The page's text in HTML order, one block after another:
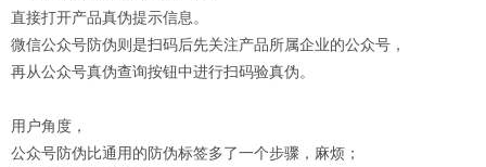
直接打开产品真伪提示信息。
微信公众号防伪则是扫码后先关注产品所属企业的公众号，
再从公众号真伪查询按钮中进行扫码验真伪。
用户角度，
公众号防伪比通用的防伪标签多了一个步骤，麻烦；